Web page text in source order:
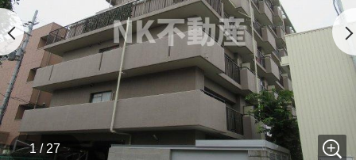
1 / 27